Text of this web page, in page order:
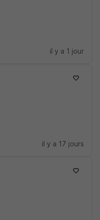
il y a 1 jour
il y a 17 jours